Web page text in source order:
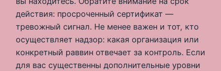
действия: просроченный сертификат —
тревожный сигнал. Не менее важен и тот, кто
осуществляет надзор: какая организация или
конкретный раввин отвечает за контроль. Если
для вас существенны дополнительные уровни